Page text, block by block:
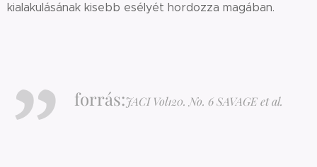
kialakulásának kisebb esélyét hordozza magában.
forrás:JACI Vol120. No. 6 SAVAGE et al.